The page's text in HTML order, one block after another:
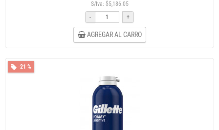
S/Iva: $5,186.05
-
+
AGREGAR AL CARRO
-21 %